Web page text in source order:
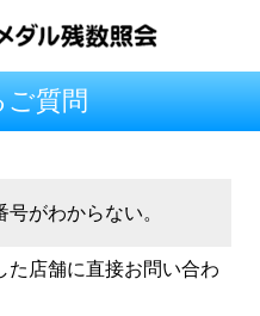
質問
がわからない。
た店舗に直接お問い合わ